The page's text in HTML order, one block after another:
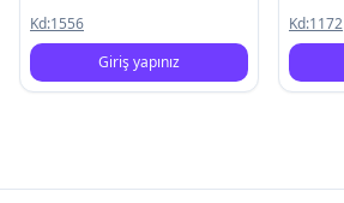
Kd:1556
Giriş yapınız
Kd:1172